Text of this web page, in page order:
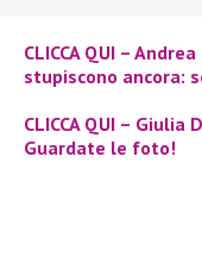
CLICCA QUI –
stupiscono ancora:
CLICCA QUI –
Guardate le foto!